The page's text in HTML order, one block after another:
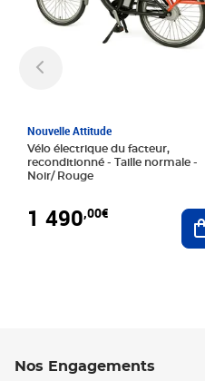
Nouvelle Attitude
Vélo électrique du facteur,
reconditionné - Taille normale -
Noir/ Rouge
1 490,00€
Nos Engagements